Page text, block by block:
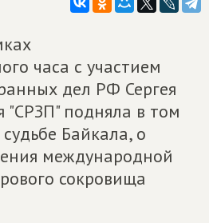
часа с участием
дел РФ Сергея
"СРЗП" подняла в том
Байкала, о
международной
сокровища